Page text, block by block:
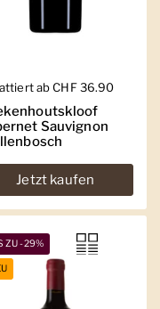
Preis
ab CHF 36.90
Sauvignon
Jetzt kaufen
ZU -29%